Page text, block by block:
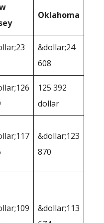
Oklahoma
&dollar;24
608
125 392
dollar
&dollar;123
870
&dollar;113